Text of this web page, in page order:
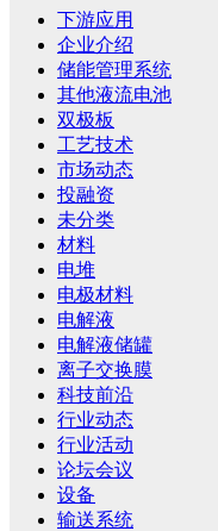
下游应用
企业介绍
储能管理系统
其他液流电池
双极板
工艺技术
市场动态
投融资
未分类
材料
电堆
电极材料
电解液
电解液储罐
离子交换膜
科技前沿
行业动态
行业活动
论坛会议
设备
输送系统